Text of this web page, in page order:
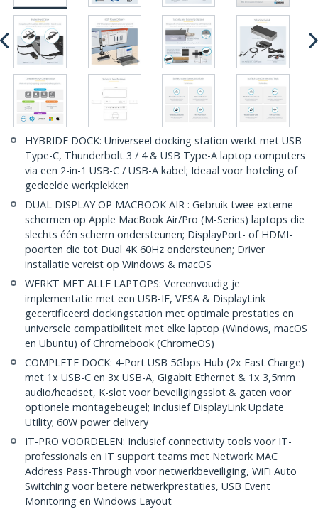
HYBRIDE DOCK: Universeel docking station werkt met USB
Type-C, Thunderbolt 3 / 4 & USB Type-A laptop computers
via een 2-in-1 USB-C / USB-A kabel; Ideaal voor hoteling of
gedeelde werkplekken
DUAL DISPLAY OP MACBOOK AIR : Gebruik twee externe
schermen op Apple MacBook Air/Pro (M-Series) laptops die
slechts één scherm ondersteunen; DisplayPort- of HDMI-
poorten die tot Dual 4K 60Hz ondersteunen; Driver
installatie vereist op Windows & macOS
WERKT MET ALLE LAPTOPS: Vereenvoudig je
implementatie met een USB-IF, VESA & DisplayLink
gecertificeerd dockingstation met optimale prestaties en
universele compatibiliteit met elke laptop (Windows, macOS
en Ubuntu) of Chromebook (ChromeOS)
COMPLETE DOCK: 4-Port USB 5Gbps Hub (2x Fast Charge)
met 1x USB-C en 3x USB-A, Gigabit Ethernet & 1x 3,5mm
audio/headset, K-slot voor beveiligingsslot & gaten voor
optionele montagebeugel; Inclusief DisplayLink Update
Utility; 60W power delivery
IT-PRO VOORDELEN: Inclusief connectivity tools voor IT-
professionals en IT support teams met Network MAC
Address Pass-Through voor netwerkbeveiliging, WiFi Auto
Switching voor betere netwerkprestaties, USB Event
Monitoring en Windows Layout